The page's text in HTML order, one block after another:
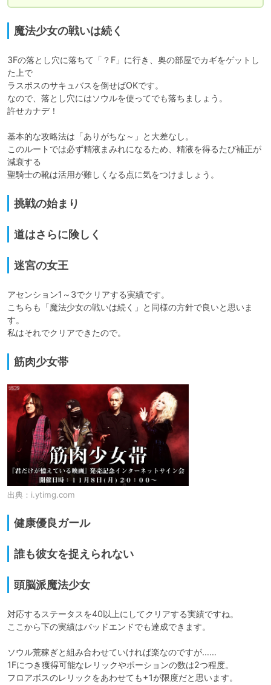
魔法少女の戦いは続く
3Fの落とし穴に落ちて「？F」に行き、奥の部屋でカギをゲットし
た上で
ラスボスのサキュバスを倒せばOKです。
なので、落とし穴にはソウルを使ってでも落ちましょう。
許せカナデ！
基本的な攻略法は「ありがちな～」と大差なし。
このルートでは必ず精液まみれになるため、精液を得るたび補正が
減衰する
聖騎士の靴は活用が難しくなる点に気をつけましょう。
挑戦の始まり
道はさらに険しく
迷宮の女王
アセンション1～3でクリアする実績です。
こちらも「魔法少女の戦いは続く」と同様の方針で良いと思いま
す。
私はそれでクリアできたので。
筋肉少女帯
出典： i.ytimg.com
健康優良ガール
誰も彼女を捉えられない
頭脳派魔法少女
対応するステータスを40以上にしてクリアする実績ですね。
ここから下の実績はバッドエンドでも達成できます。
ソウル荒稼ぎと組み合わせていければ楽なのですが……
1Fにつき獲得可能なレリックやポーションの数は2つ程度。
フロアボスのレリックをあわせても+1が限度だと思います。